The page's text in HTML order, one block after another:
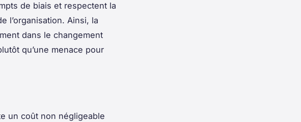
de biais et respectent la
l’organisation. Ainsi, la
dans le changement
qu’une menace pour
un coût non négligeable